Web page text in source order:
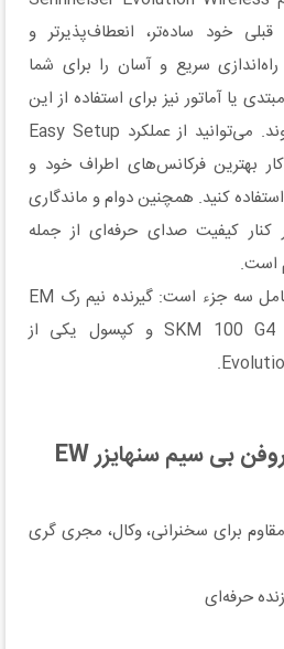
خود ساده‌تر، انعطاف‌پذیرتر و
راه‌اندازی سریع و آسان را برای شما
یا آماتور نیز برای استفاده از این
سیستم دچار مشکل نمی‌شوند. می‌توانید از عملکرد Easy Setup
بهترین فرکانس‌های اطراف خود و
استفاده کامل از طیف UHF استفاده کنید. همچنین دوام و ماندگاری
کنار کیفیت صدای حرفه‌ای از جمله
است.
هر سیستم EW 100 G4 شامل سه جزء است: گیرنده نیم رک EM
100 G4، فرستنده دستی SKM 100 G4 و کپسول یکی از
مزیت‌های خرید میکروفن بی سیم سنهایزر EW
برای سخنرانی، وکال، مجری گری
حرفه‌ای